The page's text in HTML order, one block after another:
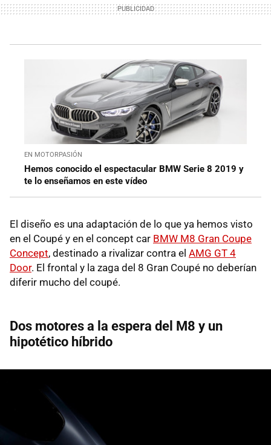
EN MOTORPASIÓN
Hemos conocido el espectacular BMW Serie 8 2019 y
te lo enseñamos en este vídeo
El diseño es una adaptación de lo que ya hemos visto
en el Coupé y en el concept car BMW M8 Gran Coupe
Concept, destinado a rivalizar contra el AMG GT 4
Door. El frontal y la zaga del 8 Gran Coupé no deberían
diferir mucho del coupé.
Dos motores a la espera del M8 y un
hipotético híbrido